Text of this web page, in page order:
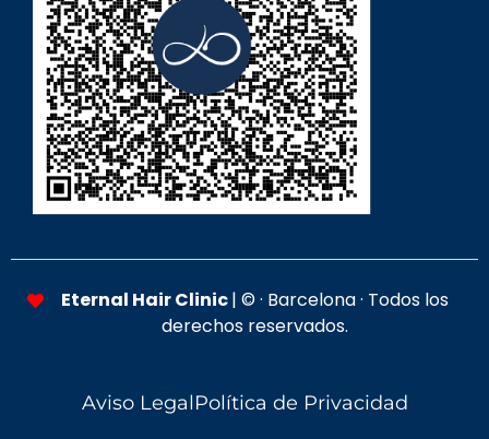
Eternal Hair Clinic| ©· Barcelona · Todos los
derechos reservados.
Aviso LegalPolítica de Privacidad